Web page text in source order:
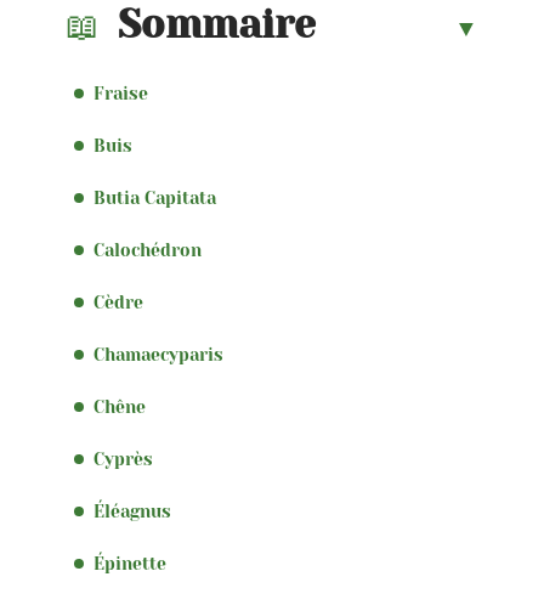
Sommaire
Fraise
Buis
Butia Capitata
Calochédron
Cèdre
Chamaecyparis
Chêne
Cyprès
Éléagnus
Épinette